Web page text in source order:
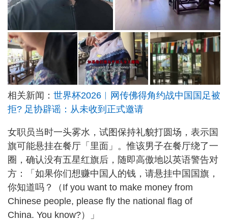
相关新闻： 世界杯2026︱网传佛得角约战中国国足被
拒? 足协辟谣：从未收到正式邀请
女职员当时一头雾水，试图保持礼貌打圆场，表示国
旗可能悬挂在餐厅「里面」。惟该男子在餐厅绕了一
圈，确认没有五星红旗后，随即高傲地以英语警告对
方：「如果你们想赚中国人的钱，请悬挂中国国旗，
你知道吗？（If you want to make money from
Chinese people, please fly the national flag of
China. You know?）」